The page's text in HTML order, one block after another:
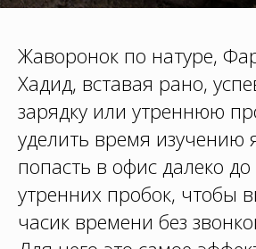
Жаворонок по натуре,
Хадид, вставая рано,
зарядку или утреннюю
уделить время изучению
попасть в офис далеко
утренних пробок, чтобы
часик времени без